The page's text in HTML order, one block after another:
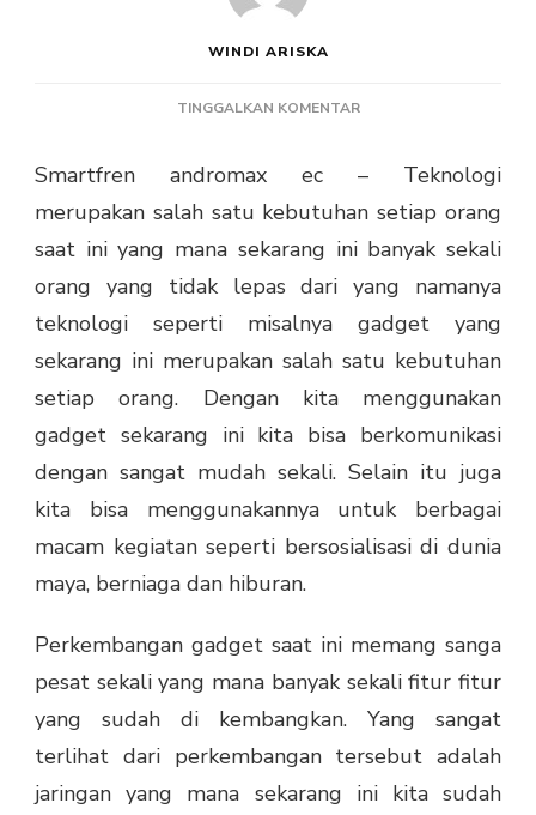
WINDI ARISKA
TINGGALKAN KOMENTARPADA
EC
GADGET
STABIL
Smartfren andromax ec – Teknologi
merupakan salah satu kebutuhan setiap orang
saat ini yang mana sekarang ini banyak sekali
orang yang tidak lepas dari yang namanya
teknologi seperti misalnya gadget yang
sekarang ini merupakan salah satu kebutuhan
setiap orang. Dengan kita menggunakan
gadget sekarang ini kita bisa berkomunikasi
dengan sangat mudah sekali. Selain itu juga
kita bisa menggunakannya untuk berbagai
macam kegiatan seperti bersosialisasi di dunia
maya, berniaga dan hiburan.
Perkembangan gadget saat ini memang sanga
pesat sekali yang mana banyak sekali fitur fitur
yang sudah di kembangkan. Yang sangat
terlihat dari perkembangan tersebut adalah
jaringan yang mana sekarang ini kita sudah